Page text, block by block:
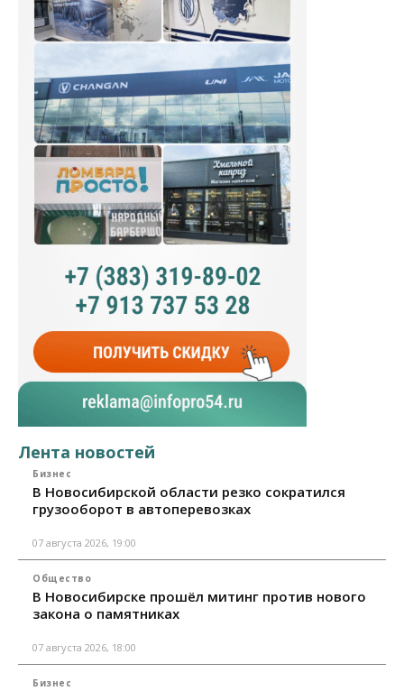
Лента новостей
Бизнес
В Новосибирской области резко сократился
грузооборот в автоперевозках
07 августа 2026, 19:00
Общество
В Новосибирске прошёл митинг против нового
закона о памятниках
07 августа 2026, 18:00
Бизнес